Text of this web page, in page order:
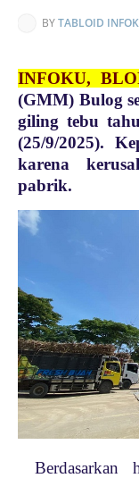
BYTABLOID
INFOKU,
(GMM) Bulog
giling tebu
(25/9/2025).
karena
pabrik.
Berdasarkan